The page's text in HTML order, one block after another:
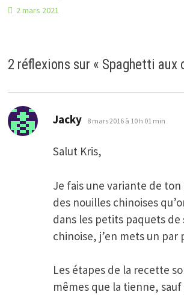
2 mars 2021
2 réflexions sur « Spaghetti aux
Jacky dit :
8 mars 2016 à 10 h 01 min
Salut Kris,
Je fais une variante de ton
des nouilles chinoises
dans les petits paquets de
chinoise, j’en mets un par
Les étapes de la recette
mêmes que la tienne,